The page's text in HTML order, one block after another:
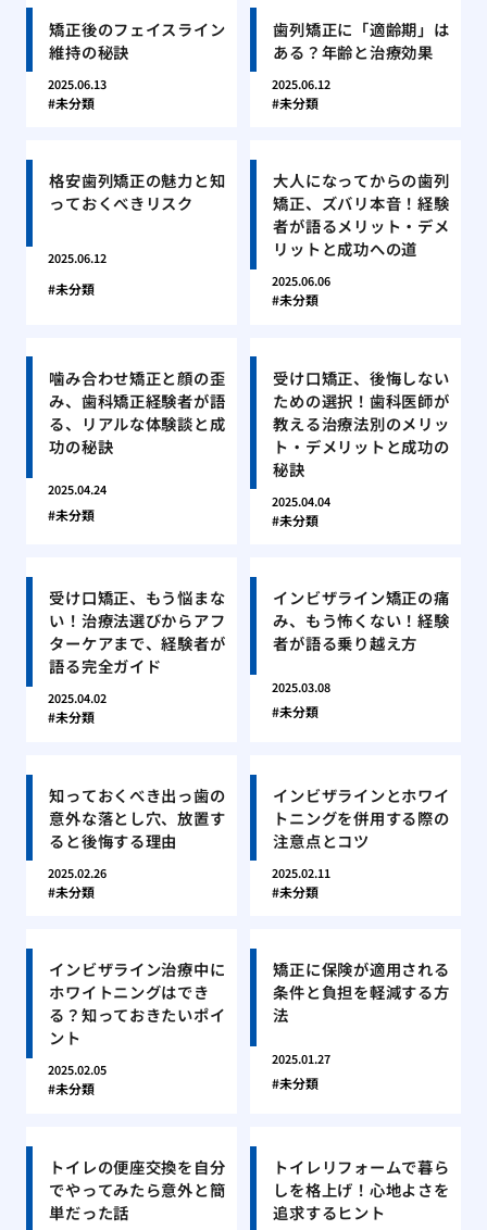
矯正後のフェイスライン
維持の秘訣
2025.06.13
未分類
歯列矯正に「適齢期」は
ある？年齢と治療効果
2025.06.12
未分類
格安歯列矯正の魅力と知
っておくべきリスク
2025.06.12
未分類
大人になってからの歯列
矯正、ズバリ本音！経験
者が語るメリット・デメ
リットと成功への道
2025.06.06
未分類
噛み合わせ矯正と顔の歪
み、歯科矯正経験者が語
る、リアルな体験談と成
功の秘訣
2025.04.24
未分類
受け口矯正、後悔しない
ための選択！歯科医師が
教える治療法別のメリッ
ト・デメリットと成功の
秘訣
2025.04.04
未分類
受け口矯正、もう悩まな
い！治療法選びからアフ
ターケアまで、経験者が
語る完全ガイド
2025.04.02
未分類
インビザライン矯正の痛
み、もう怖くない！経験
者が語る乗り越え方
2025.03.08
未分類
知っておくべき出っ歯の
意外な落とし穴、放置す
ると後悔する理由
2025.02.26
未分類
インビザラインとホワイ
トニングを併用する際の
注意点とコツ
2025.02.11
未分類
インビザライン治療中に
ホワイトニングはでき
る？知っておきたいポイ
ント
2025.02.05
未分類
矯正に保険が適用される
条件と負担を軽減する方
法
2025.01.27
未分類
トイレの便座交換を自分
でやってみたら意外と簡
単だった話
トイレリフォームで暮ら
しを格上げ！心地よさを
追求するヒント